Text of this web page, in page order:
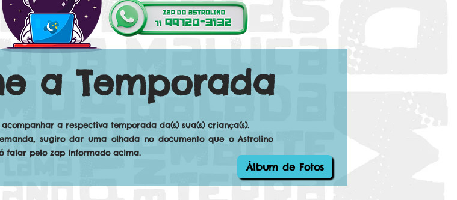
a Temporada
a respectiva temporada da(s) sua(s) criança(s).
sugiro dar uma olhada no documento que o Astrolino
falar pelo zap informado acima.
Álbum de Fotos